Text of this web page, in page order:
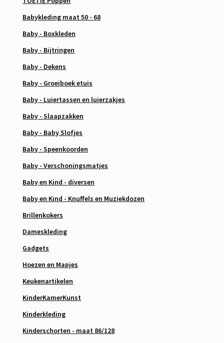
Babykleding maat 50 - 68
Baby - Boxkleden
Baby - Bijtringen
Baby - Dekens
Baby - Groeiboek etuis
Baby - Luiertassen en luierzakjes
Baby - Slaapzakken
Baby - Baby Slofjes
Baby - Speenkoorden
Baby - Verschoningsmatjes
Baby en Kind - diversen
Baby en Kind - Knuffels en Muziekdozen
Brillenkokers
Dameskleding
Gadgets
Hoezen en Mapjes
Keukenartikelen
KinderKamerKunst
Kinderkleding
Kinderschorten - maat 86/128